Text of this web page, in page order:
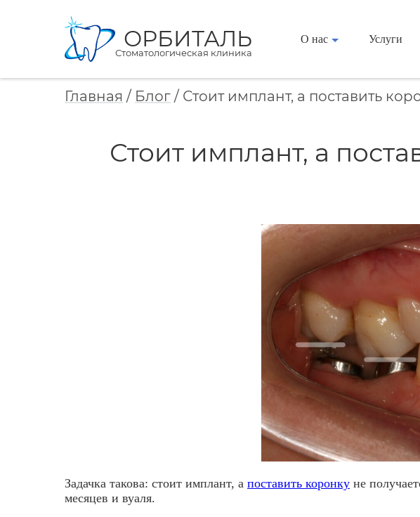
ОРБИТАЛЬ
Стоматологическая клиника
О нас Услуги
Главная / Блог / Стоит имплант, а поставить
Стоит имплант, а
Задачка такова: стоит имплант, а поставить коронку не
месяцев и вуаля.